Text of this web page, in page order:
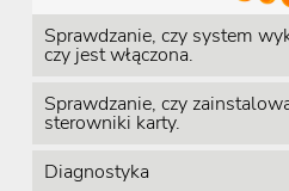
Sprawdzanie, czy system
czy jest włączona.
Sprawdzanie, czy
sterowniki karty.
Diagnostyka